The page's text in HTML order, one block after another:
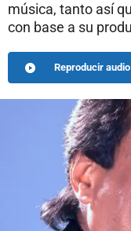
música, tanto así
con base a su
Reproducir audio